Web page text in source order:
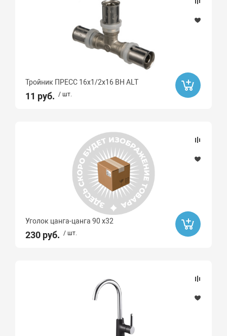
Тройник ПРЕСС 16х1/2х16 ВН ALT
11 руб. / шт.
Уголок цанга-цанга 90 х32
230 руб. / шт.